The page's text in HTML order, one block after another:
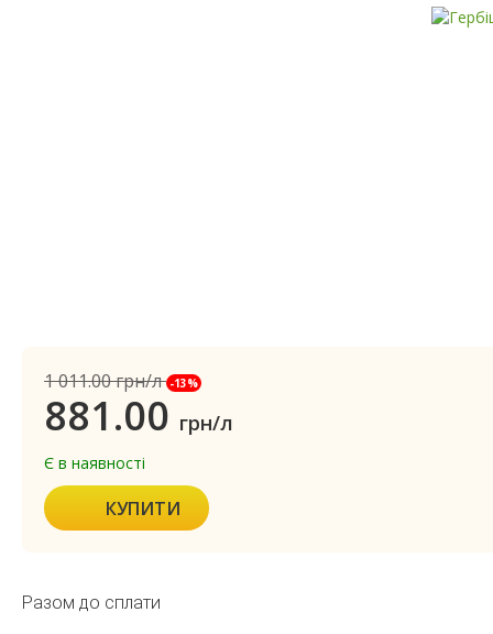
1 011.00грн/л -13%
881.00 грн/л
Є в наявності
КУПИТИ
Разом до сплати